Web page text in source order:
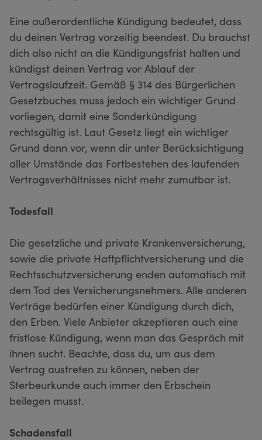
Eine außerordentliche Kündigung bedeutet, dass
du deinen Vertrag vorzeitig beendest. Du brauchst
dich also nicht an die Kündigungsfrist halten und
kündigst deinen Vertrag vor Ablauf der
Vertragslaufzeit. Gemäß § 314 des Bürgerlichen
Gesetzbuches muss jedoch ein wichtiger Grund
vorliegen, damit eine Sonderkündigung
rechtsgültig ist. Laut Gesetz liegt ein wichtiger
Grund dann vor, wenn dir unter Berücksichtigung
aller Umstände das Fortbestehen des laufenden
Vertragsverhältnisses nicht mehr zumutbar ist.
Todesfall
Die gesetzliche und private Krankenversicherung,
sowie die private Haftpflichtversicherung und die
Rechtsschutzversicherung enden automatisch mit
dem Tod des Versicherungsnehmers. Alle anderen
Verträge bedürfen einer Kündigung durch dich,
den Erben. Viele Anbieter akzeptieren auch eine
fristlose Kündigung, wenn man das Gespräch mit
ihnen sucht. Beachte, dass du, um aus dem
Vertrag austreten zu können, neben der
Sterbeurkunde auch immer den Erbschein
beilegen musst.
Schadensfall